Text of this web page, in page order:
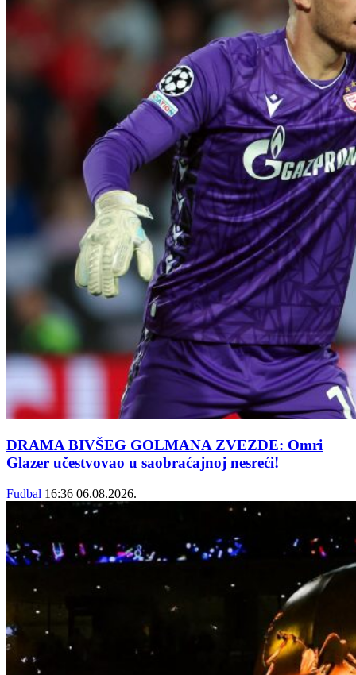
DRAMA BIVŠEG GOLMANA ZVEZDE: Omri
Glazer učestvovao u saobraćajnoj nesreći!
Fudbal 16:36 06.08.2026.